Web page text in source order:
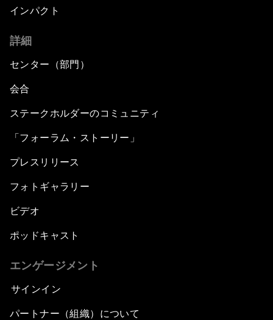
インパクト
詳細
センター（部門）
会合
ステークホルダーのコミュニティ
「フォーラム・ストーリー」
プレスリリース
フォトギャラリー
ビデオ
ポッドキャスト
エンゲージメント
サインイン
パートナー（組織）について